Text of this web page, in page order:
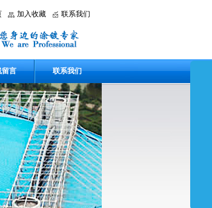
加入收藏 联系我们
留言 联系我们